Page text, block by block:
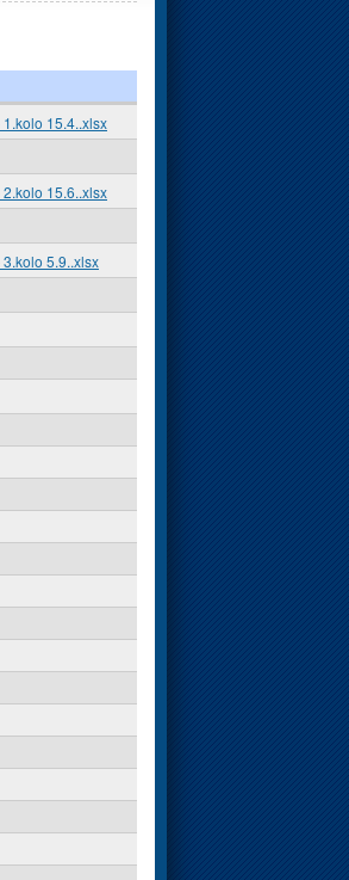
15.4..xlsx
15.6..xlsx
5.9..xlsx